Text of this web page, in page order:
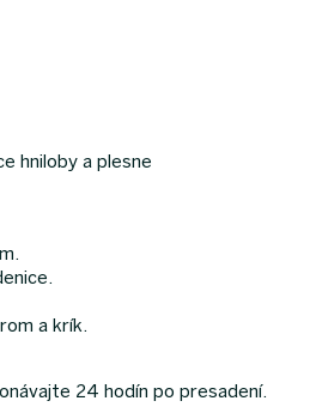
hniloby a plesne
a krík.
24 hodín po presadení.